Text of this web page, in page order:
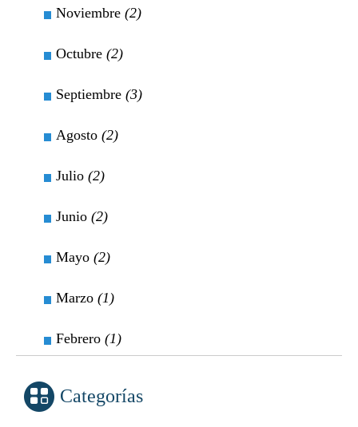
Noviembre (2)
Octubre (2)
Septiembre (3)
Agosto (2)
Julio (2)
Junio (2)
Mayo (2)
Marzo (1)
Febrero (1)
Categorías